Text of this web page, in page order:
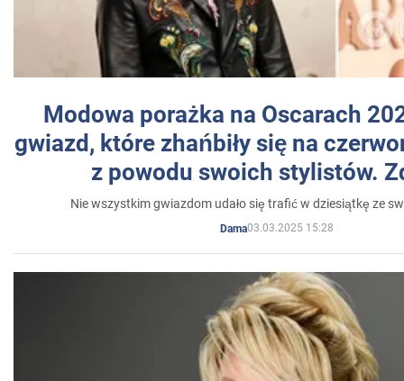
Modowa porażka na Oscarach
gwiazd, które zhańbiły się na
z powodu swoich stylistów.
Nie wszystkim gwiazdom udało się trafić w dziesiątkę ze
Dama03.03.2025 15:28